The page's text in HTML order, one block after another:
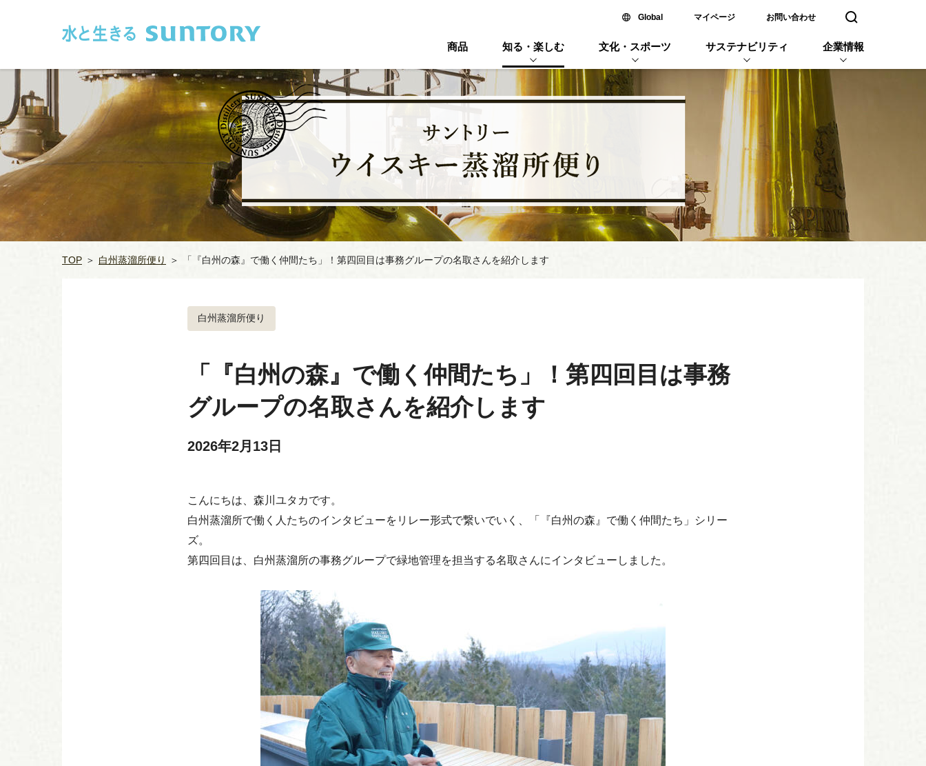
Global新しいウィンドウで開く
マイページ お問い合わせ 検索窓を開く
商品 知る・楽しむ 文化・スポーツ サステナビリティ 企業情報
TOP ＞ 白州蒸溜所便り ＞ 「『白州の森』で働く仲間たち」！第四回目は事務グループの名取さんを紹介します
白州蒸溜所便り
「『白州の森』で働く仲間たち」！第四回目は事務
グループの名取さんを紹介します
2026年2月13日
こんにちは、森川ユタカです。
白州蒸溜所で働く人たちのインタビューをリレー形式で繋いでいく、「『白州の森』で働く仲間たち」シリー
ズ。
第四回目は、白州蒸溜所の事務グループで緑地管理を担当する名取さんにインタビューしました。